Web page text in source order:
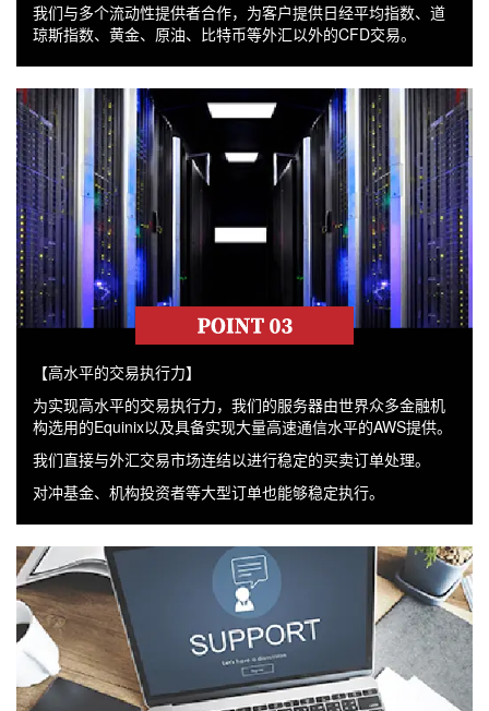
我们与多个流动性提供者合作，为客户提供日经平均指数、道
琼斯指数、黄金、原油、比特币等外汇以外的CFD交易。
【高水平的交易执行力】
为实现高水平的交易执行力，我们的服务器由世界众多金融机
构选用的Equinix以及具备实现大量高速通信水平的AWS提供。
我们直接与外汇交易市场连结以进行稳定的买卖订单处理。
对冲基金、机构投资者等大型订单也能够稳定执行。